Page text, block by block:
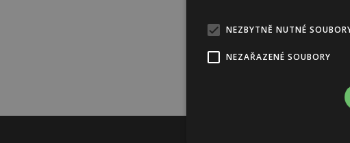
NEZBYTNĚ NUTNÉ
NEZAŘAZENÉ SOUBORY